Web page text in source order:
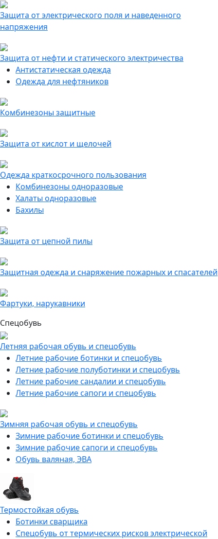
Защита от электрического поля и наведенного
напряжения
Защита от нефти и статического электричества
Антистатическая одежда
Одежда для нефтяников
Комбинезоны защитные
Защита от кислот и щелочей
Одежда краткосрочного пользования
Комбинезоны одноразовые
Халаты одноразовые
Бахилы
Защита от цепной пилы
Защитная одежда и снаряжение пожарных и спасателей
Фартуки, нарукавники
Спецобувь
Летняя рабочая обувь и спецобувь
Летние рабочие ботинки и спецобувь
Летние рабочие полуботинки и спецобувь
Летние рабочие сандалии и спецобувь
Летние рабочие сапоги и спецобувь
Зимняя рабочая обувь и спецобувь
Зимние рабочие ботинки и спецобувь
Зимние рабочие сапоги и спецобувь
Обувь валяная, ЭВА
Термостойкая обувь
Ботинки сварщика
Спецобувь от термических рисков электрической